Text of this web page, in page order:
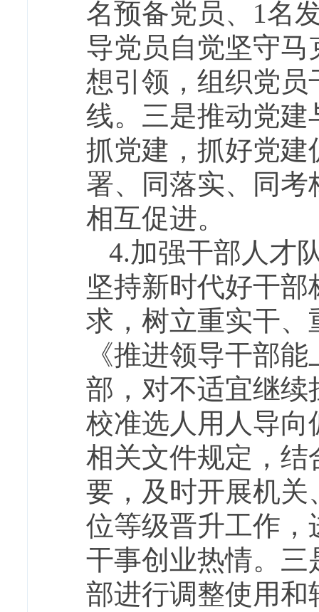
名预备党员、1名
导党员自觉坚守
想引领，组织党
线。三是推动党
抓党建，抓好党
署、同落实、同
相互促进。
4.加强干部人才
坚持新时代好干
求，树立重实干
《推进领导干部
部，对不适宜继
校准选人用人导
相关文件规定，
要，及时开展机
位等级晋升工作
干事创业热情。
部进行调整使用